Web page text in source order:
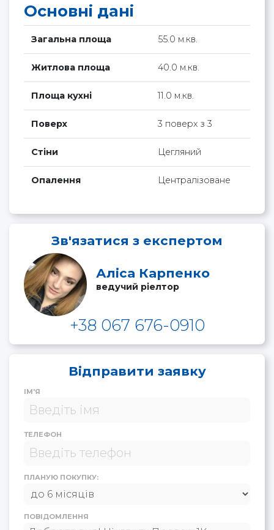
Основні дані
Загальна площа 55.0 м.кв.
Житлова площа 40.0 м.кв.
Площа кухні 11.0 м.кв.
Поверх 3 поверх з 3
Стіни Цегляний
Опалення Централізоване
Зв'язатися з експертом
Аліса Карпенко
ведучий ріелтор
+38 067 676-0910
Відправити заявку
ІМ'Я
ТЕЛЕФОН
ПЛАНУЮ ПОКУПКУ:
ПОВІДОМЛЕННЯ